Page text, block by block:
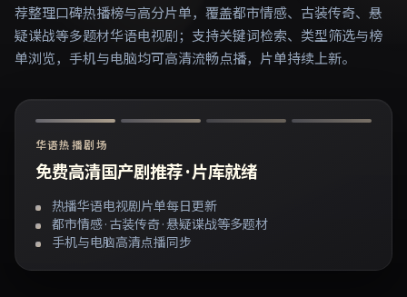
荐整理口碑热播榜与高分片单，覆盖都市情感、古装传奇、悬
疑谍战等多题材华语电视剧；支持关键词检索、类型筛选与榜
单浏览，手机与电脑均可高清流畅点播，片单持续上新。
华语热播剧场
免费高清国产剧推荐 · 片库就绪
热播华语电视剧片单每日更新
都市情感 · 古装传奇 · 悬疑谍战等多题材
手机与电脑高清点播同步